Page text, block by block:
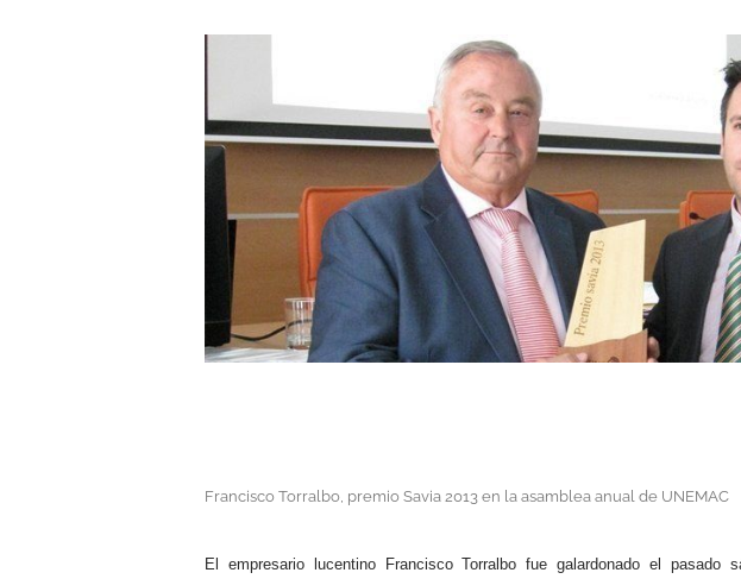
Francisco Torralbo, premio Savia 2013 en la asamblea anual de UNEMAC
El empresario lucentino Francisco Torralbo fue galardonado el pasado